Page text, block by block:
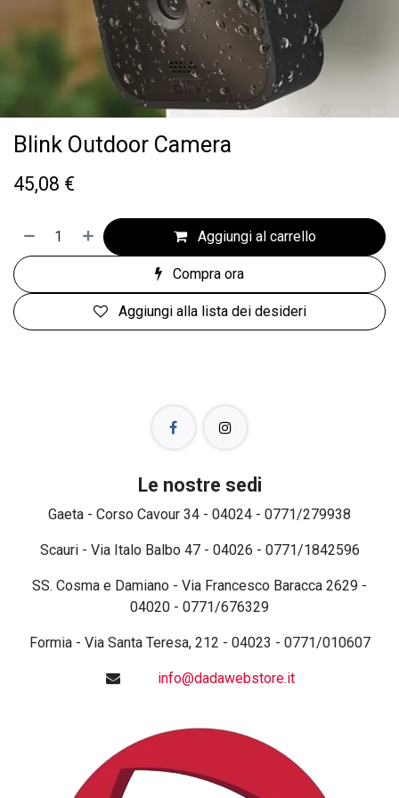
Blink Outdoor Camera
45,08 €
Aggiungi al carrello
Compra ora
Aggiungi alla lista dei desideri
Le nostre sedi
Gaeta - Corso Cavour 34 - 04024 - 0771/279938
Scauri - Via Italo Balbo 47 - 04026 - 0771/1842596
SS. Cosma e Damiano - Via Francesco Baracca 2629 -
04020 - 0771/676329
Formia - Via Santa Teresa, 212 - 04023 - 0771/010607
info@dadawebstore.it